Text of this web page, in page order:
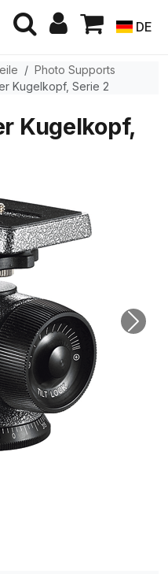
DE
Photo Supports
Kugelkopf, Serie 2
Kugelkopf,
Next